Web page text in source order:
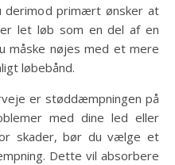
derimod primært ønsker at
let løb som en del af en
måske nøjes med et mere
løbebånd.
er støddæmpningen på
med dine led eller
skader, bør du vælge et
Dette vil absorbere